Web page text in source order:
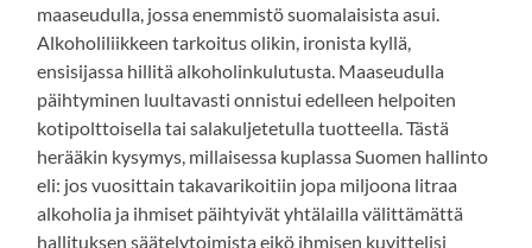
maaseudulla, jossa enemmistö suomalaisista asui.
Alkoholiliikkeen tarkoitus olikin, ironista kyllä,
ensisijassa hillitä alkoholinkulutusta. Maaseudulla
päihtyminen luultavasti onnistui edelleen helpoiten
kotipolttoisella tai salakuljetetulla tuotteella. Tästä
herääkin kysymys, millaisessa kuplassa Suomen hallinto
eli: jos vuosittain takavarikoitiin jopa miljoona litraa
alkoholia ja ihmiset päihtyivät yhtälailla välittämättä
hallituksen säätelytoimista eikö ihmisen kuvittelisi